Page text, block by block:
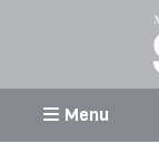
Menu